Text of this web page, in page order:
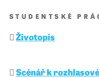
STUDENTSKÉ
Životopis
Scénář k